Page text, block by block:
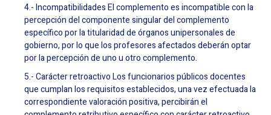
4.- Incompatibilidades El complemento es incompatible con la
percepción del componente singular del complemento
específico por la titularidad de órganos unipersonales de
gobierno, por lo que los profesores afectados deberán optar
por la percepción de uno u otro complemento.
5.- Carácter retroactivo Los funcionarios públicos docentes
que cumplan los requisitos establecidos, una vez efectuada la
correspondiente valoración positiva, percibirán el